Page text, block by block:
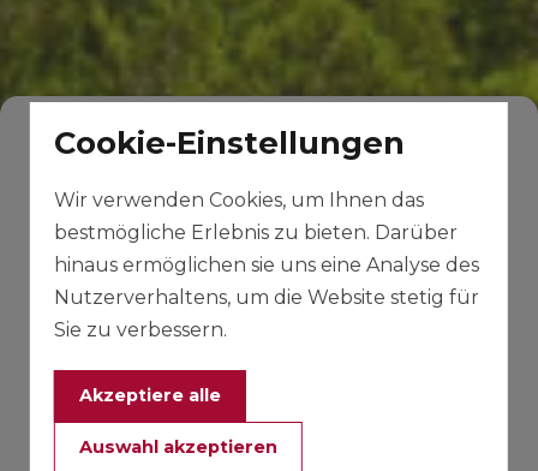
Cookie-Einstellungen
Wir verwenden Cookies, um Ihnen das
bestmögliche Erlebnis zu bieten. Darüber
hinaus ermöglichen sie uns eine Analyse des
Nutzerverhaltens, um die Website stetig für
Sie zu verbessern.
Akzeptiere alle
Auswahl akzeptieren